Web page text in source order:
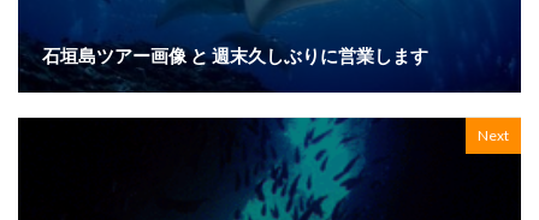
石垣島ツアー画像 と 週末久しぶりに営業します
Next